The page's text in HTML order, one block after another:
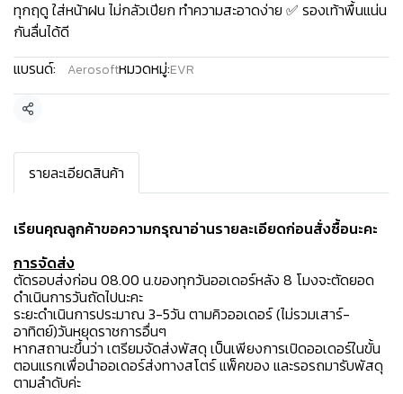
ทุกฤดู ใส่หน้าฝน ไม่กลัวเปียก ทำความสะอาดง่าย ✅ รองเท้าพื้นแน่น
กันลื่นได้ดี
แบรนด์:
Aerosoftหมวดหมู่:EVR
แชร์
รายละเอียดสินค้า
เรียนคุณลูกค้าขอความกรุณาอ่านรายละเอียดก่อนสั่งซื้อนะคะ️
การจัดส่ง
ตัดรอบส่งก่อน 08.00 น.ของทุกวันออเดอร์หลัง 8 โมงจะตัดยอด
ดำเนินการวันถัดไปนะคะ
ระยะดำเนินการประมาณ 3-5วัน ตามคิวออเดอร์ (ไม่รวมเสาร์-
อาทิตย์)วันหยุดราชการอื่นๆ
หากสถานะขึ้นว่า เตรียมจัดส่งพัสดุ เป็นเพียงการเปิดออเดอร์ในขั้น
ตอนแรกเพื่อนำออเดอร์ส่งทางสโตร์ แพ็คของ และรอรถมารับพัสดุ
ตามลำดับค่ะ